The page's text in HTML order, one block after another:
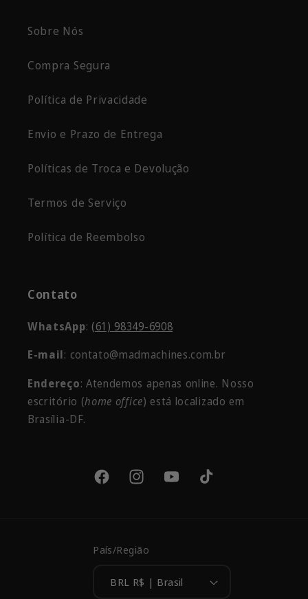
Sobre Nós
Compra Segura
Política de Privacidade
Envio e Prazo de Entrega
Políticas de Troca e Devolução
Termos de Serviço
Política de Reembolso
Contato
WhatsApp: (61) 98349-6908
E-mail: contato@madmachines.com.br
Endereço: Atendemos apenas online. Nosso
escritório (home office) está localizado em
Brasília-DF.
FacebookInstagramYouTubeTikTok
País/Região
BRL R$ | Brasil